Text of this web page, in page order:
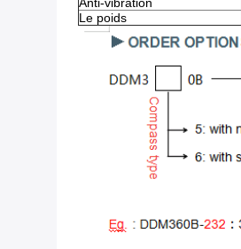
Le poids